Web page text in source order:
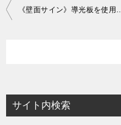
投
ー
サイト内検索